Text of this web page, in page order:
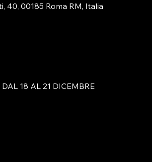
40, 00185 Roma RM, Italia
18 AL 21 DICEMBRE